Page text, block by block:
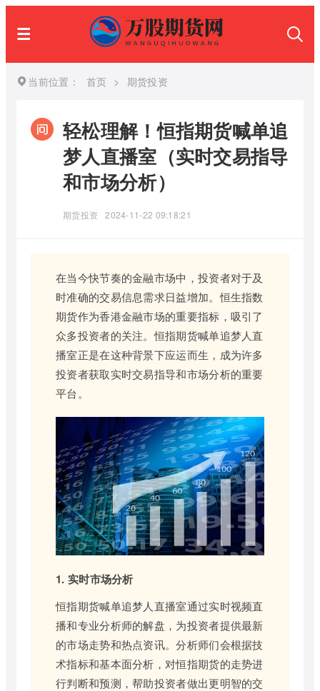
当前位置： 首页 > 期货投资
轻松理解！恒指期货喊单追
梦人直播室（实时交易指导
和市场分析）
期货投资 2024-11-22 09:18:21
在当今快节奏的金融市场中，投资者对于及
时准确的交易信息需求日益增加。恒生指数
期货作为香港金融市场的重要指标，吸引了
众多投资者的关注。恒指期货喊单追梦人直
播室正是在这种背景下应运而生，成为许多
投资者获取实时交易指导和市场分析的重要
平台。
1. 实时市场分析
恒指期货喊单追梦人直播室通过实时视频直
播和专业分析师的解盘，为投资者提供最新
的市场走势和热点资讯。分析师们会根据技
术指标和基本面分析，对恒指期货的走势进
行判断和预测，帮助投资者做出更明智的交